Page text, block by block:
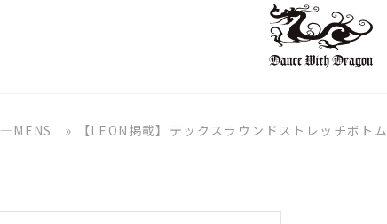
―MENS » 【LEON掲載】テックスラウンドストレッチボトム